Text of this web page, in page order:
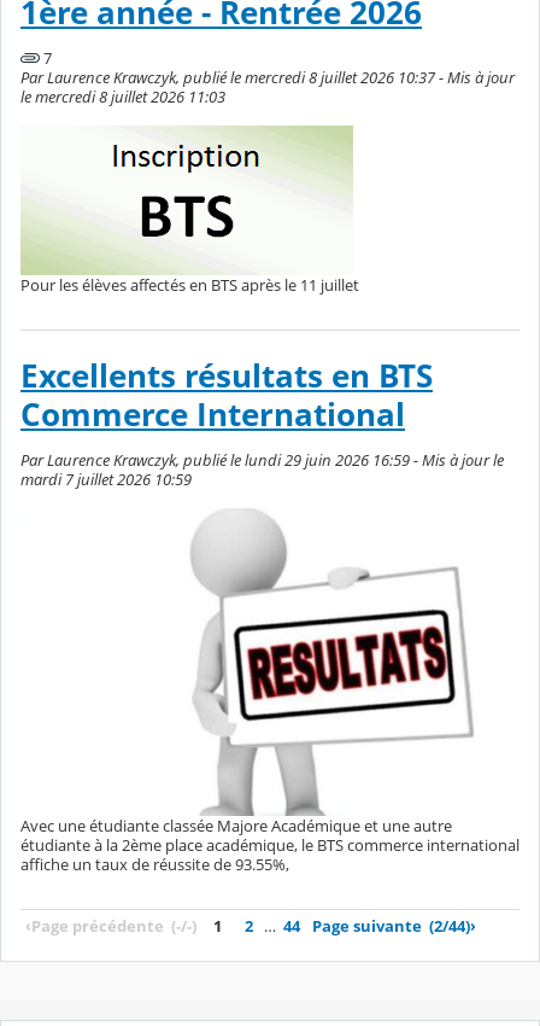
1ère année - Rentrée 2026
7
Par Laurence Krawczyk, publié le mercredi 8 juillet 2026 10:37 - Mis à jour
le mercredi 8 juillet 2026 11:03
Pour les élèves affectés en BTS après le 11 juillet
Excellents résultats en BTS
Commerce International
Par Laurence Krawczyk, publié le lundi 29 juin 2026 16:59 - Mis à jour le
mardi 7 juillet 2026 10:59
Avec une étudiante classée Majore Académique et une autre
étudiante à la 2ème place académique, le BTS commerce international
affiche un taux de réussite de 93.55%,
‹Page précédente (-/-) 1 2 … 44 Page suivante (2/44)›